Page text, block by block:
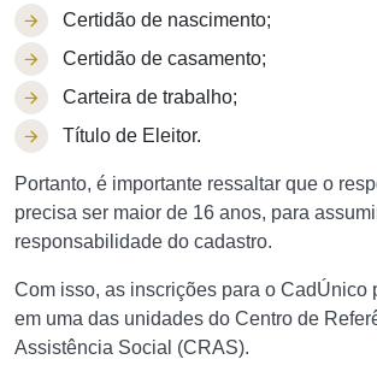
Certidão de nascimento;
Certidão de casamento;
Carteira de trabalho;
Título de Eleitor.
Portanto, é importante ressaltar que o
precisa ser maior de 16 anos, para
responsabilidade do cadastro.
Com isso, as inscrições para o CadÚnico
em uma das unidades do Centro de
Assistência Social (CRAS).